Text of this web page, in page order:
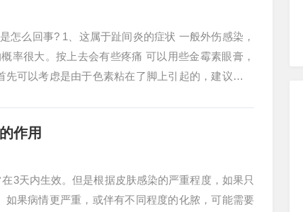
怎么回事? 1、这属于趾间炎的症状 一般外伤感染，
率很大。按上去会有些疼痛 可以用些金霉素眼膏，
可以考虑是由于色素粘在了脚上引起的，建议仔细
作用
3天内生效。但是根据皮肤感染的严重程度，如果只
果病情更严重，或伴有不同程度的化脓，可能需要